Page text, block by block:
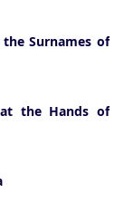
the Surnames of
the Hands of